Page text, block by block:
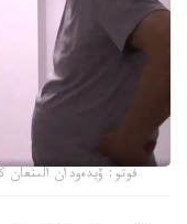
فوتو: ۆيدەودان الىنعان